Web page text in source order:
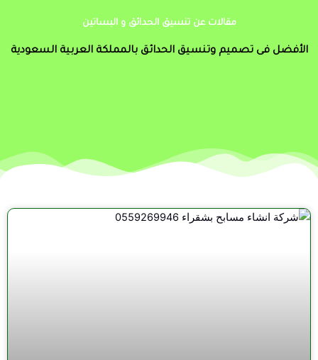
مقالات عن تنسيق الحدائق و البساتين
الأفضل فى تصميم وتنسيق الحدائق بالمملكة العربية السعودية